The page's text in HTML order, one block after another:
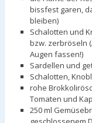
bissfest garen,
bleiben)
Schalotten und
bzw. zerbröseln
Augen fassen!)
Sardellen und
Schalotten,
rohe
Tomaten und
250 ml